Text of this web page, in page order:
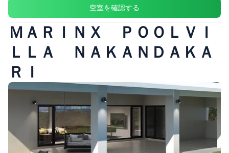
空室を確認する
ＭＡＲＩＮＸ ＰＯＯＬＶＩ
ＬＬＡ ＮＡＫＡＮＤＡＫＡ
ＲＩ